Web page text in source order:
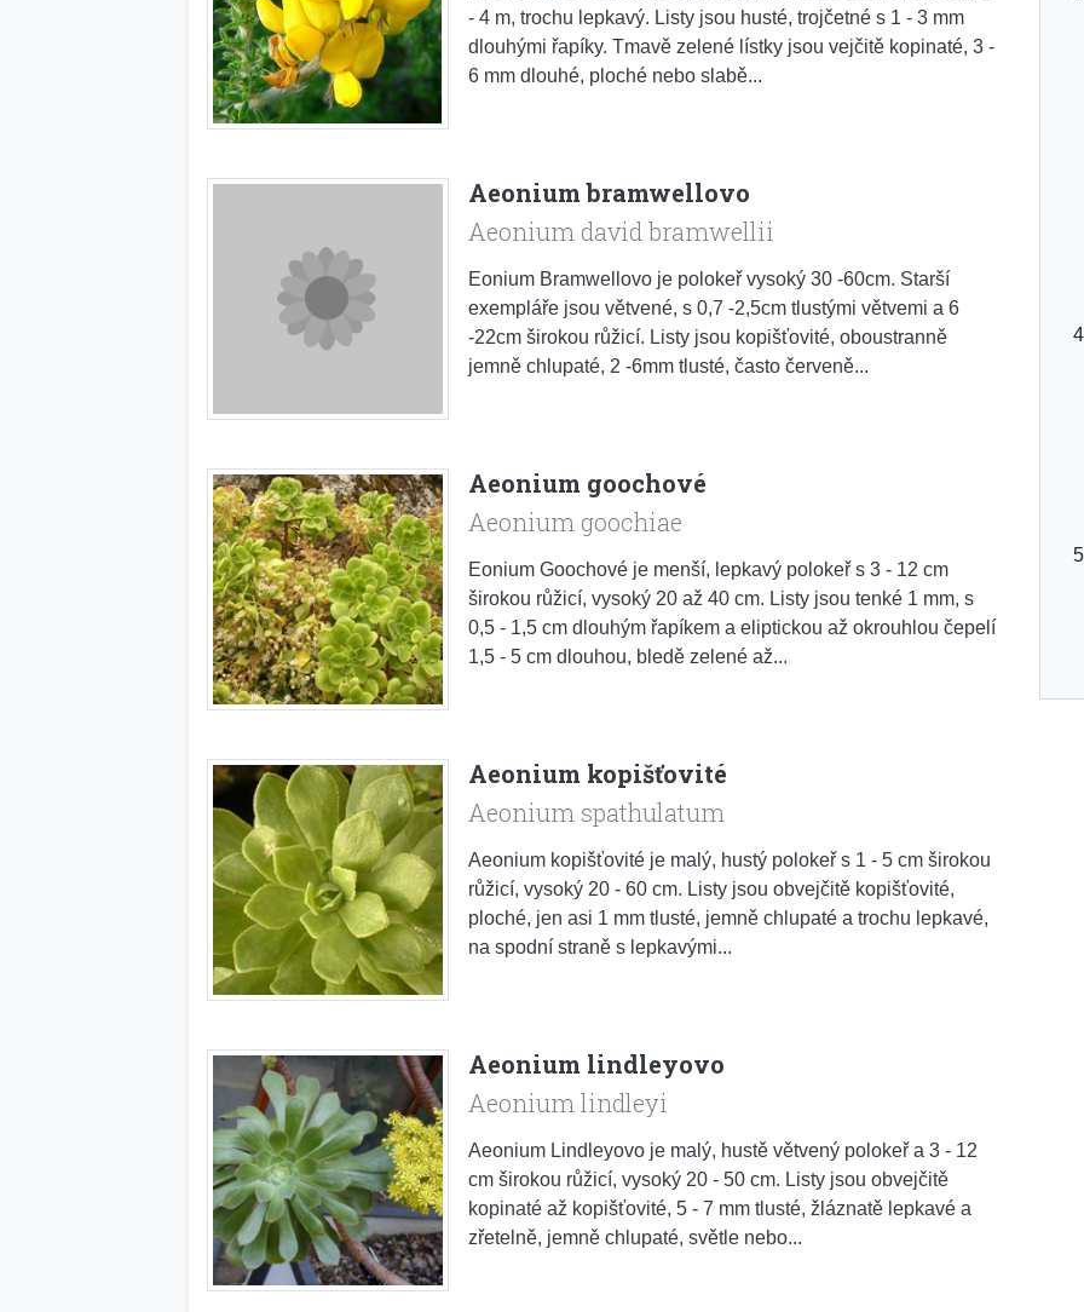
- 4 m, trochu lepkavý. Listy jsou husté, trojčetné s 1 - 3 mm
dlouhými řapíky. Tmavě zelené lístky jsou vejčitě kopinaté, 3 -
6 mm dlouhé, ploché nebo slabě...
Aeonium bramwellovo
Aeonium david bramwellii
Eonium Bramwellovo je polokeř vysoký 30 -60cm. Starší
exempláře jsou větvené, s 0,7 -2,5cm tlustými větvemi a 6
-22cm širokou růžicí. Listy jsou kopišťovité, oboustranně
jemně chlupaté, 2 -6mm tlusté, často červeně...
Aeonium goochové
Aeonium goochiae
Eonium Goochové je menší, lepkavý polokeř s 3 - 12 cm
širokou růžicí, vysoký 20 až 40 cm. Listy jsou tenké 1 mm, s
0,5 - 1,5 cm dlouhým řapíkem a eliptickou až okrouhlou čepelí
1,5 - 5 cm dlouhou, bledě zelené až...
Aeonium kopišťovité
Aeonium spathulatum
Aeonium kopišťovité je malý, hustý polokeř s 1 - 5 cm širokou
růžicí, vysoký 20 - 60 cm. Listy jsou obvejčitě kopišťovité,
ploché, jen asi 1 mm tlusté, jemně chlupaté a trochu lepkavé,
na spodní straně s lepkavými...
Aeonium lindleyovo
Aeonium lindleyi
Aeonium Lindleyovo je malý, hustě větvený polokeř a 3 - 12
cm širokou růžicí, vysoký 20 - 50 cm. Listy jsou obvejčitě
kopinaté až kopišťovité, 5 - 7 mm tlusté, žláznatě lepkavé a
zřetelně, jemně chlupaté, světle nebo...